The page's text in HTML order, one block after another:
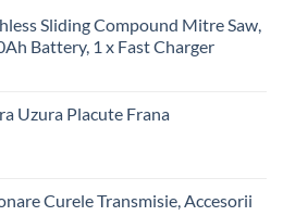
Sliding Compound Mitre Saw,
Battery, 1 x Fast Charger
Uzura Placute Frana
Curele Transmisie, Accesorii